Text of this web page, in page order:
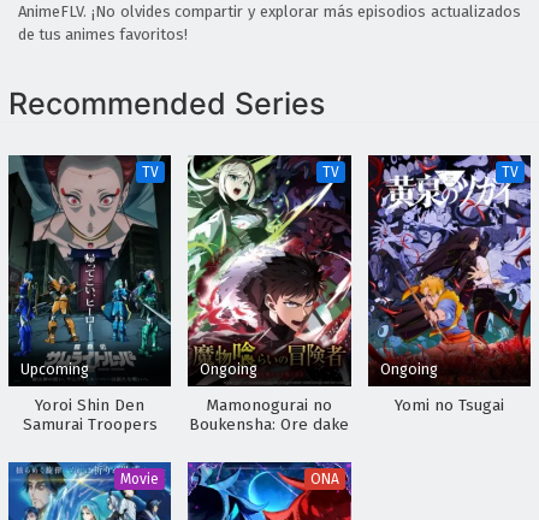
Digimon Beatbreak Episodio 27 Sub Español
Digimon Beatbreak Episodio 26 Sub Español
Digimon Beatbreak Episodio 25 Sub Español
Eps 25 - April 30, 2026
Digimon Beatbreak Episodio 24 Sub Español
Eps 24 - April 30, 2026
Digimon Beatbreak Episodio 23 Sub Español
Digimon Beatbreak Episodio 22 Sub Español
AnimeFLV. ¡No olvides compartir y explorar más episodios actualizados
de tus animes favoritos!
Recommended Series
TV
Upcoming
Yoroi Shin Den
Samurai Troopers
TV
Ongoing
Mamonogurai no
Boukensha: Ore dake
Tsuyoku Naru
TV
Ongoing
Yomi no Tsugai
Movie ONA